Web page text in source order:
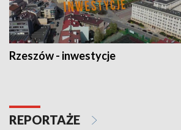
Rzeszów - inwestycje
REPORTAŻE